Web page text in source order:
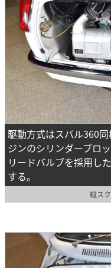
駆動方式はスバル360
ジンのシリンダーブロ
リードバルブを採用し
する。
縦ス